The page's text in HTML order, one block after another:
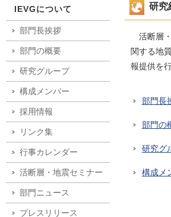
IEVGについて
部門長挨拶
部門の概要
研究グループ
構成メンバー
採用情報
リンク集
行事カレンダー
活断層・地震セミナー
部門ニュース
プレスリリース
研究
活断層
関する地
報提供を
部門長
部門の
研究グ
構成メ